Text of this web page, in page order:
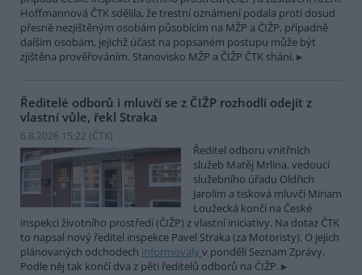
Hoffmannová ČTK sdělila, že trestní oznámení podala proti dosud
přesně nezjištěným osobám působícím na MŽP a ČIŽP, případně
dalším osobám, jejichž účast na popsaném postupu může být
zjištěna prověřováním. Stanovisko MŽP a ČIŽP ČTK shání.
Ředitelé odborů i mluvčí se z ČIŽP rozhodli odejít z
vlastní vůle, řekl Straka
6.8.2026 15:22 (ČTK)
Ředitel odboru vnitřních
služeb Matěj Mrlina, vedoucí
služebního úřadu Oldřich
Jarolím a tisková mluvčí Miriam
Loužecká končí na České
inspekci životního prostředí (ČIŽP) z vlastní iniciativy. Na dotaz ČTK
to napsal nový ředitel inspekce Pavel Straka (za Motoristy). O jejich
plánovaných odchodech informovaly v pondělí Seznam Zprávy.
Podle něj tak končí dva z pěti ředitelů odborů na ČIŽP.